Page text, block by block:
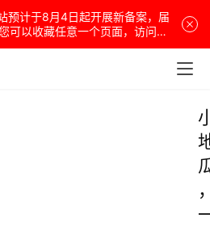
预计于8月4日起开展新备案，届
可以收藏任意一个页面，访问网
站！